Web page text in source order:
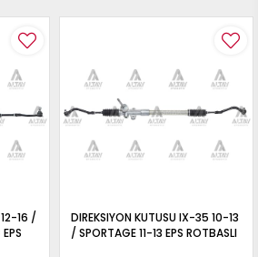
16 /
DIREKSIYON KUTUSU IX-35 10-13
/ SPORTAGE 11-13 EPS ROTBASLI